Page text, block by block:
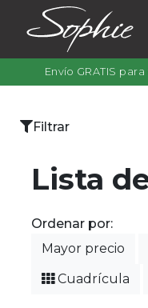
Envío GRATIS
Filtrar
por
color
Filtrar
Lista
Ordenar por:
Mayor precio
Cuadrícula